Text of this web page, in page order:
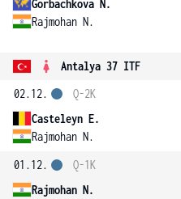
Gorbachkova N.
Rajmohan N.
Antalya 37 ITF
02.12.
Casteleyn E.
Rajmohan N.
Q-2K
01.12.
Rajmohan N.
Q-1K